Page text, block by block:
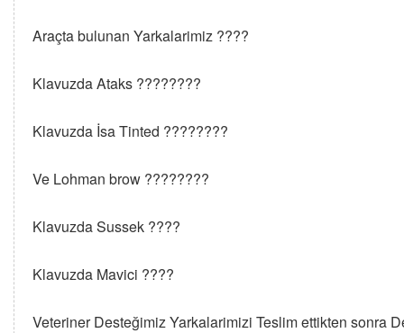
Araçta bulunan Yarkalarimiz ????
Klavuzda Ataks ????????
Klavuzda İsa Tinted ????????
Ve Lohman brow ????????
Klavuzda Sussek ????
Klavuzda Mavici ????
Veteriner Desteğimiz Yarkalarimizi Teslim ettikten sonra